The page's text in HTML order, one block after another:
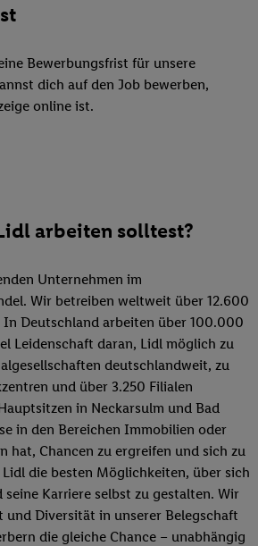
Bewerbungsfrist für unsere
dich auf den Job bewerben,
online ist.
arbeiten solltest?
Unternehmen im
Wir betreiben weltweit über 12.600
In Deutschland arbeiten über 100.000
Leidenschaft daran, Lidl möglich zu
deutschlandweit, zu
und über 3.250 Filialen
in Neckarsulm und Bad
in den Bereichen Immobilien oder
hat, Chancen zu ergreifen und sich zu
die besten Möglichkeiten, über sich
seine Karriere selbst zu gestalten. Wir
und Diversität in unserer Belegschaft
die gleiche Chance – unabhängig